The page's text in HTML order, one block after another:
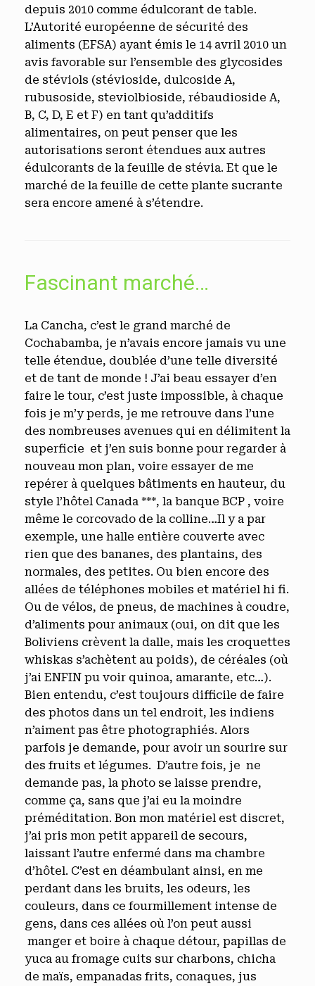
depuis 2010 comme édulcorant de table.
L’Autorité européenne de sécurité des
aliments (EFSA) ayant émis le 14 avril 2010 un
avis favorable sur l’ensemble des glycosides
de stéviols (stévioside, dulcoside A,
rubusoside, steviolbioside, rébaudioside A,
B, C, D, E et F) en tant qu’additifs
alimentaires, on peut penser que les
autorisations seront étendues aux autres
édulcorants de la feuille de stévia. Et que le
marché de la feuille de cette plante sucrante
sera encore amené à s’étendre.
Fascinant marché…
La Cancha, c’est le grand marché de
Cochabamba, je n’avais encore jamais vu une
telle étendue, doublée d’une telle diversité
et de tant de monde ! J’ai beau essayer d’en
faire le tour, c’est juste impossible, à chaque
fois je m’y perds, je me retrouve dans l’une
des nombreuses avenues qui en délimitent la
superficie et j’en suis bonne pour regarder à
nouveau mon plan, voire essayer de me
repérer à quelques bâtiments en hauteur, du
style l’hôtel Canada ***, la banque BCP , voire
même le corcovado de la colline…Il y a par
exemple, une halle entière couverte avec
rien que des bananes, des plantains, des
normales, des petites. Ou bien encore des
allées de téléphones mobiles et matériel hi fi.
Ou de vélos, de pneus, de machines à coudre,
d’aliments pour animaux (oui, on dit que les
Boliviens crèvent la dalle, mais les croquettes
whiskas s’achètent au poids), de céréales (où
j’ai ENFIN pu voir quinoa, amarante, etc…).
Bien entendu, c’est toujours difficile de faire
des photos dans un tel endroit, les indiens
n’aiment pas être photographiés. Alors
parfois je demande, pour avoir un sourire sur
des fruits et légumes. D’autre fois, je ne
demande pas, la photo se laisse prendre,
comme ça, sans que j’ai eu la moindre
préméditation. Bon mon matériel est discret,
j’ai pris mon petit appareil de secours,
laissant l’autre enfermé dans ma chambre
d’hôtel. C’est en déambulant ainsi, en me
perdant dans les bruits, les odeurs, les
couleurs, dans ce fourmillement intense de
gens, dans ces allées où l’on peut aussi
manger et boire à chaque détour, papillas de
yuca au fromage cuits sur charbons, chicha
de maïs, empanadas frits, conaques, jus